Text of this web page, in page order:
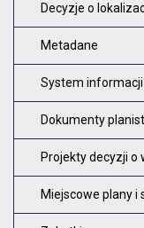
Decyzje o
Metadane
System
Dokumenty
Projekty decyzji
Miejscowe plany i